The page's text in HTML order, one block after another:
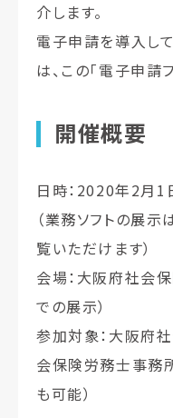
介します。
電子申請を導入し
は、この「電子申請
開催概要
日時：2020年2月1
（業務ソフトの展
覧いただけます）
会場：大阪府社会
での展示）
参加対象：大阪府
会保険労務士事務
も可能）